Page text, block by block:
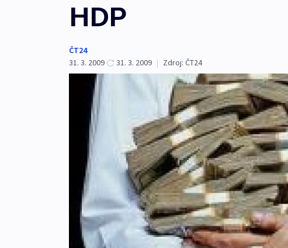
HDP
ČT24
31. 3. 2009
31. 3. 2009 | Zdroj: ČT24